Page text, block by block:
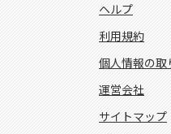
ヘルプ
利用規約
個人情報の取
運営会社
サイトマップ